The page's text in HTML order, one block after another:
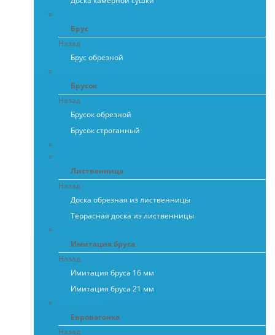
Брус
Назад
Брус обрезной
Брусок
Назад
Брусок обрезной
Брусок строганный
Лиственница
Назад
Доска обрезная из лиственницы
Террасная доска из лиственницы
Имитация бруса
Назад
Имитация бруса 16 мм
Имитация бруса 21 мм
Евровагонка
Назад